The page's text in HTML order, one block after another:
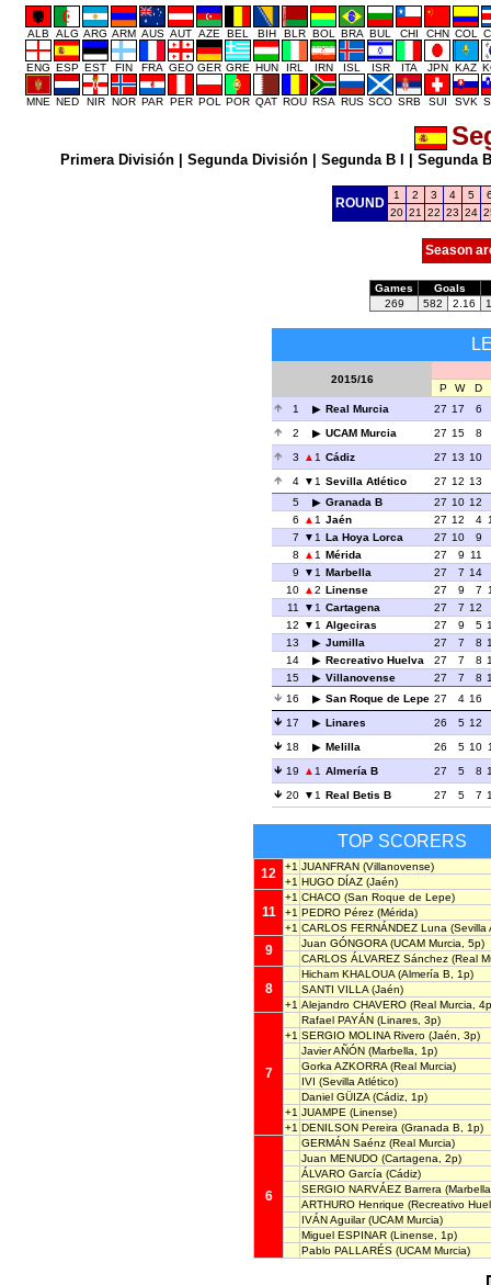
ALB ALG ARG ARM AUS AUT AZE BEL BIH BLR BOL BRA BUL CHI CHN COL
ENG ESP EST FIN FRA GEO GER GRE HUN IRL IRN ISL ISR ITA JPN KAZ
MNE NED NIR NOR PAR PER POL POR QAT ROU RSA RUS SCO SRB SUI SVK
Primera División| Segunda División| Segunda B I Segunda
ROUND
1 2 3 4 5
20 21 22 23 24
Season
Games
Goals
269
582 2.16
2015/16
P W
D
1
Real Murcia 27 17
6
2
UCAM Murcia 27 15
8
3
1 Cádiz 27 13 10
4
1 Sevilla Atlético 27 12 13
5
Granada B 27 10 12
6
1 Jaén 27 12 4
7
1 La Hoya Lorca 27 10
9
8
1 Mérida 27 9 11
9
1 Marbella 27 7 14
10
2 Linense 27 9 7
11
1 Cartagena 27 7 12
12
1 Algeciras 27 9 5
13
Jumilla 27 7 8
14
Recreativo Huelva 27 7 8
15
Villanovense 27 7 8
16
San Roque de Lepe 27 4 16
17
Linares 26 5 12
18
Melilla 26 5 10
19
1 Almería B 27 5 8
20
1 Real Betis B 27 5 7
TOP SCORERS
12 +1 JUANFRAN (Villanovense)
+1 HUGO DÍAZ (Jaén)
11
+1 CHACO (San Roque de Lepe)
+1 PEDRO Pérez (Mérida)
+1 CARLOS FERNÁNDEZ Luna (Sevilla
9 Juan GÓNGORA (UCAM Murcia, 5p)
CARLOS ÁLVAREZ Sánchez (Real
8
Hicham KHALOUA (Almería B, 1p)
SANTI VILLA (Jaén)
+1 Alejandro CHAVERO (Real Murcia,
7
Rafael PAYÁN (Linares, 3p)
+1 SERGIO MOLINA Rivero (Jaén, 3p)
Javier AÑÓN (Marbella, 1p)
Gorka AZKORRA (Real Murcia)
IVI (Sevilla Atlético)
Daniel GÜIZA (Cádiz, 1p)
+1 JUAMPE (Linense)
+1 DENILSON Pereira (Granada B, 1p)
6
GERMÁN Saénz (Real Murcia)
Juan MENUDO (Cartagena, 2p)
ÁLVARO García (Cádiz)
SERGIO NARVÁEZ Barrera
ARTHURO Henrique (Recreativo
IVÁN Aguilar(UCAM Murcia)
Miguel ESPINAR (Linense, 1p)
Pablo PALLARÉS (UCAM Murcia)